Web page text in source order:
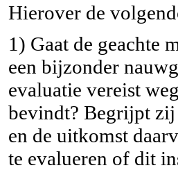
Hierover de
1) Gaat de geachte
een bijzonder
evaluatie vereist
bevindt? Begrijpt zij
en de uitkomst
te evalueren of dit